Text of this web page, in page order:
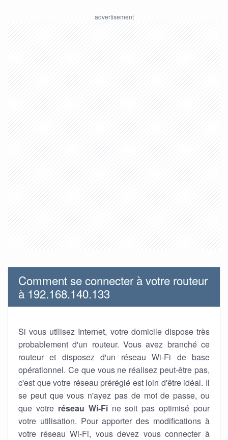
Comment se connecter à votre routeur
à 192.168.140.133
Si vous utilisez Internet, votre domicile dispose très
probablement d'un routeur. Vous avez branché ce
routeur et disposez d'un réseau Wi-Fi de base
opérationnel. Ce que vous ne réalisez peut-être pas,
c'est que votre réseau préréglé est loin d'être idéal. Il
se peut que vous n'ayez pas de mot de passe, ou
que votre réseau Wi-Fine soit pas optimisé pour
votre utilisation. Pour apporter des modifications à
votre réseau Wi-Fi, vous devez vous connecter à